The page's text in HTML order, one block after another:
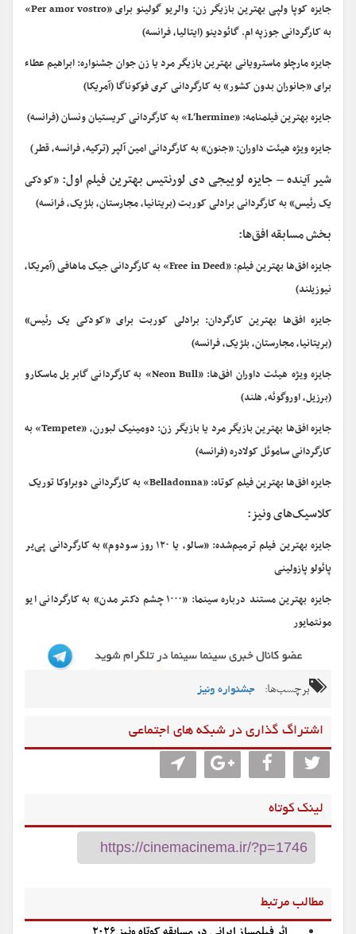
جایزه کوپا ولپی بهترین بازیگر زن: والریو گولینو برای «Per amor vostro»
به کارگردانی جوزپه‌ ام. گائودینو (ایتالیا، فرانسه)
جایزه مارچلو ماسترویانی بهترین بازیگر مرد یا زن جوان جشنواره: ابراهیم عطاء
برای «جانوران بدون کشور» به کارگردانی کری فوکوناگا (آمریکا)
جایزه بهترین فیلمنامه: «L’hermine» به کارگردانی کریستیان ونسان (فرانسه)
جایزه ویژه هیئت داوران: «جنون» به کارگردانی امین آلپر (ترکیه، فرانسه، قطر)
شیر آینده – جایزه لوییجی دی لورنتیس بهترین فیلم اول: «کودکی
یک رئیس» به کارگردانی برادلی کوربت (بریتانیا، مجارستان، بلژیک، فرانسه)
بخش مسابقه افق‌ها:
جایزه افق‌ها بهترین فیلم: «Free in Deed» به کارگردانی جیک ماهافی (آمریکا،
نیوزیلند)
جایزه افق‌ها بهترین کارگردان: برادلی کوربت برای «کودکی یک رئیس»
(بریتانیا، مجارستان، بلژیک، فرانسه)
جایزه ویژه هیئت داوران افق‌ها: «Neon Bull» به کارگردانی گابریل ماسکارو
(برزیل، اوروگوئه، هلند)
جایزه افق‌ها بهترین بازیگر مرد یا بازیگر زن: دومینیک لبورن، «Tempete» به
کارگردانی ساموئل کولادره (فرانسه)
جایزه افق‌ها بهترین فیلم‌ کوتاه: «Belladonna» به کارگردانی دوبراوکا توریک
کلاسیک‌های ونیز:
جایزه بهترین فیلم ترمیم‌شده‌: «سالو، یا ۱۲۰ روز سودوم» به کارگردانی پی‌یر
پائولو پازولینی
جایزه بهترین مستند درباره سینما: «۱۰۰۰ چشم دکتر مدن» به کارگردانی ایو
مونتمایور
برچسب‌ها: جشنواره ونیز
اشتراگ گذاری در شبکه های اجتماعی
لینک کوتاه
مطالب مرتبط